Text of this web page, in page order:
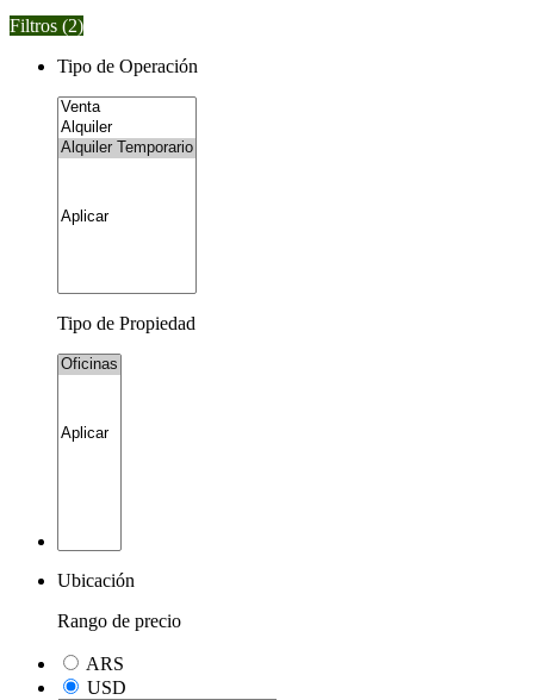
Filtros (2)
Tipo de Operación
Tipo de Propiedad
Ubicación
Rango de precio
ARS
USD